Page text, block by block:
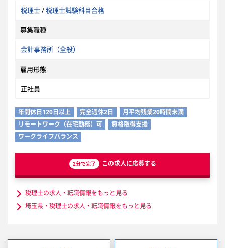
税理士/税理士試験科目合格
募集職種
会計事務所（全般）
雇用形態
正社員
年間休日120日以上 完全週休2日
月平均残業20時間未満
リモートワーク（在宅勤務）可
資格取得支援
ワークライフバランス
2分で完了 この求人に応募する
税理士の求人・転職情報をもっと見る
埼玉県・税理士の求人・転職情報をもっと見る